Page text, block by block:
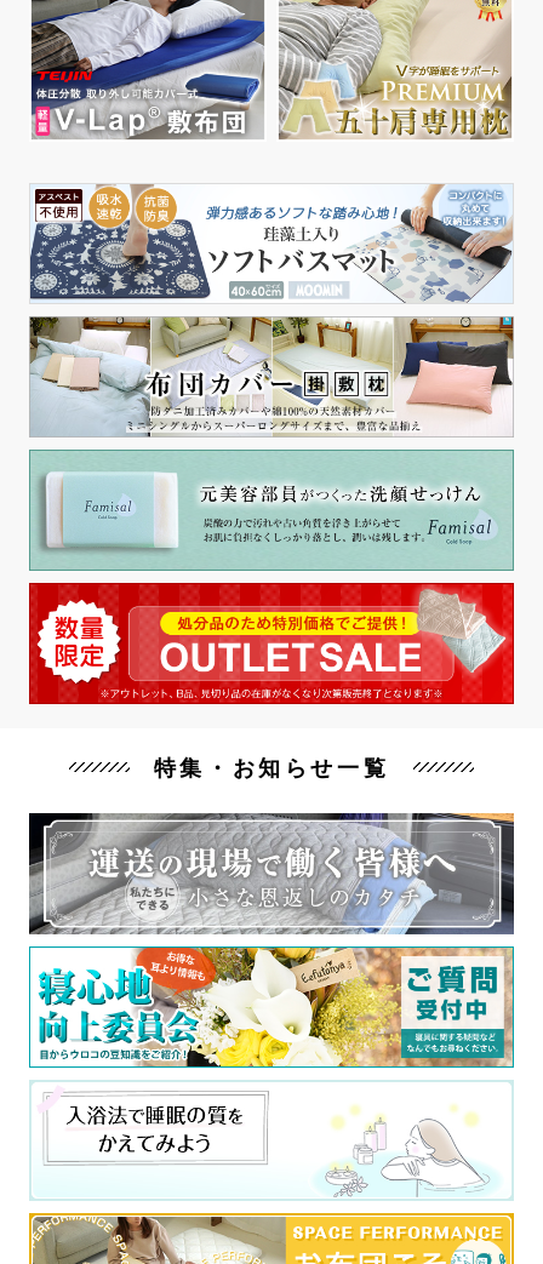
特集・お知らせ一覧